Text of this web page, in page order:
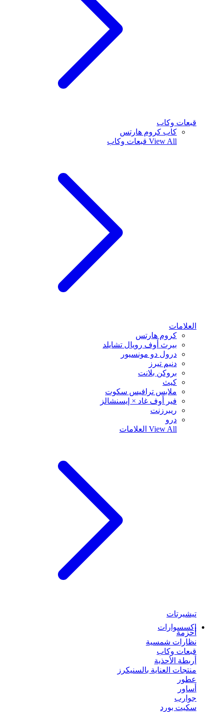
قبعات وكاب
كاب كروم هارتس
View All قبعات وكاب
العلامات
كروم هارتس
بيرث أوف رويال تشايلد
درول دو مونسيور
دنيم تيرز
بروكن بلانت
كيث
ملابس ترافيس سكوت
فير أوف غاد × إيسنشالز
ريبرزنت
درو
View All العلامات
تيشيرتات
إكسسوارات
أحزمة
نظارات شمسية
قبعات وكاب
أربطة الأحذية
منتجات العناية بالسنيكرز
عطور
أساور
جوارب
سكيت بورد